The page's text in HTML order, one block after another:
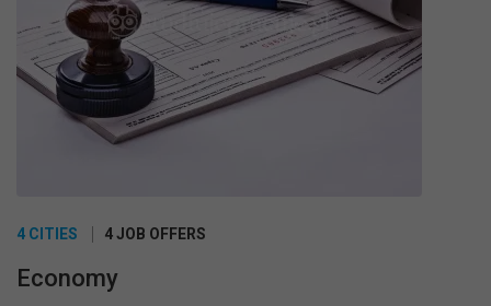
4 CITIES 4 JOB OFFERS
Economy